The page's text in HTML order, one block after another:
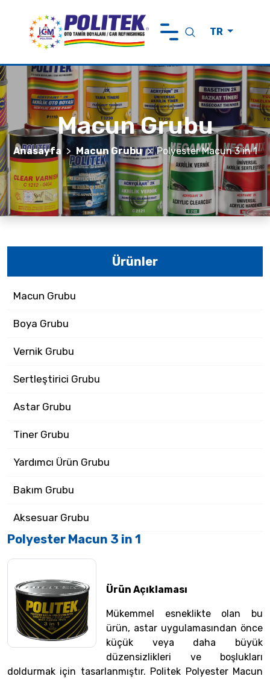
TR
Anasayfa
Politek Hakkında
Ürünler
Markalarımız
Sürdürülebilirlik
Haberler ve Görüşler
İletişim
Macun Grubu
Anasayfa Macun Grubu Polyester Macun 3 in 1
Ürünler
Macun Grubu
Boya Grubu
Vernik Grubu
Sertleştirici Grubu
Astar Grubu
Tiner Grubu
Yardımcı Ürün Grubu
Bakım Grubu
Aksesuar Grubu
Polyester Macun 3 in 1
Ürün Açıklaması
Mükemmel esneklikte olan bu
ürün, astar uygulamasından önce
küçük veya daha büyük
düzensizlikleri ve boşlukları
doldurmak için tasarlanmıştır. Politek Polyester Macun